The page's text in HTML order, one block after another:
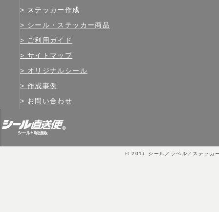
ステッカー作成
シール・ステッカー商品
ご利用ガイド
サイトマップ
オリジナルシール
作成事例
お問い合わせ
© 2011 シール／ラベル／ステッカ